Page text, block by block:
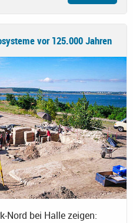
vor 125.000 Jahren
Nord bei Halle zeigen: